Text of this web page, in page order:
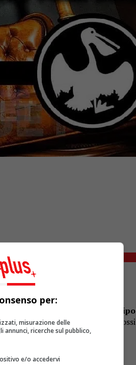
Enrico
violinistaFabio Cremonini
il
musica di Cipollini.
per:
misurazione delle
ricerche sul pubblico,
e/o accedervi